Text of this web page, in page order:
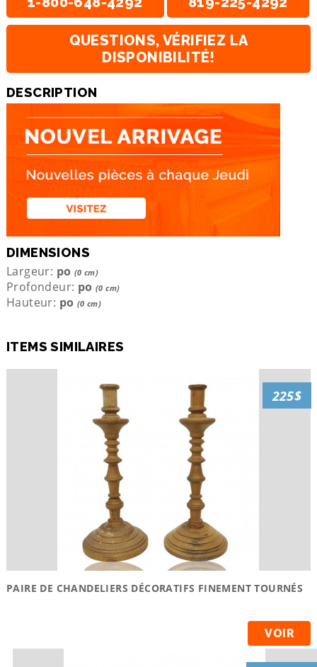
QUESTIONS, VÉRIFIEZ LA
DISPONIBILITÉ!
DESCRIPTION
DIMENSIONS
Largeur: po (0 cm)
Profondeur: po (0 cm)
Hauteur: po (0 cm)
ITEMS SIMILAIRES
PAIRE DE CHANDELIERS DÉCORATIFS FINEMENT TOURNÉS
VOIR
225$